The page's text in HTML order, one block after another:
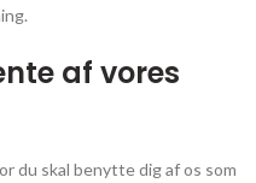
af vores
du skal benytte dig af os som